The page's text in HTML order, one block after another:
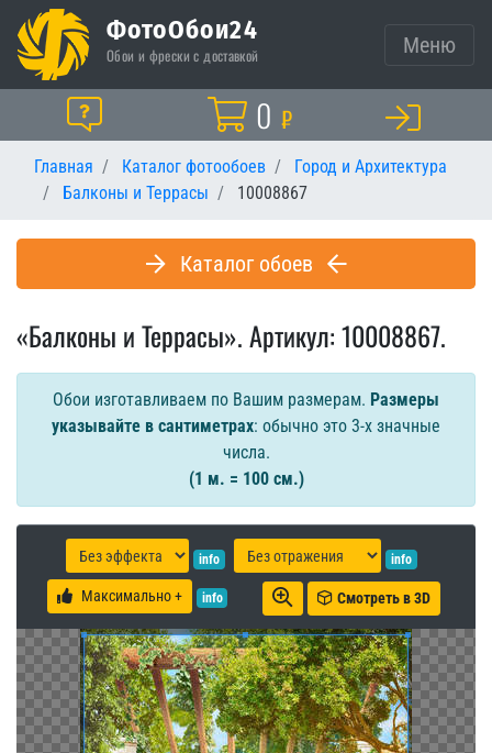
ФотоОбои24
Обои и фрески с доставкой Меню
Помощь Корзина
0 ₽
Главная Каталог фотообоев
Город и Архитектура
Балконы и Террасы
10008867
Каталог обоев
«Балконы и Террасы». Артикул: 10008867.
Обои изготавливаем по Вашим размерам. Размеры
указывайте в сантиметрах: обычно это 3-х значные
числа.
(1 м. = 100 см.)
info info
Максимально + info Смотреть в 3D